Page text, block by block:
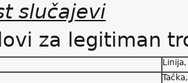
slučajevi
za legitiman